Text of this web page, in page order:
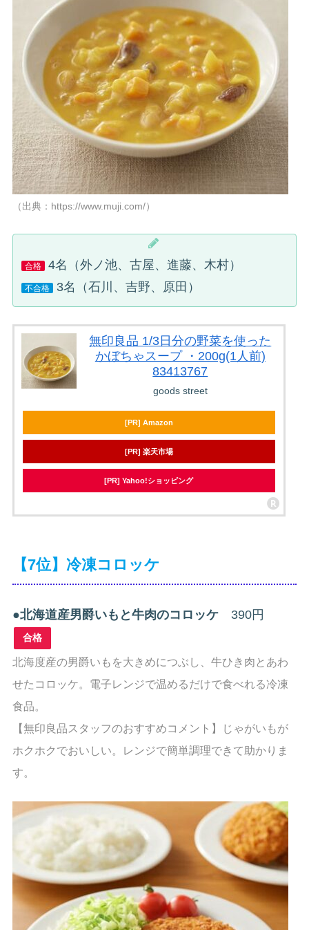
（出典：https://www.muji.com/）
合格 4名（外ノ池、古屋、進藤、木村）
不合格 3名（石川、吉野、原田）
無印良品 1/3日分の野菜を使った
かぼちゃスープ ・200g(1人前)
83413767
goods street
[PR] Amazon
[PR] 楽天市場
[PR] Yahoo!ショッピング
【7位】冷凍コロッケ
●北海道産男爵いもと牛肉のコロッケ 390円
合格
北海度産の男爵いもを大きめにつぶし、牛ひき肉とあわ
せたコロッケ。電子レンジで温めるだけで食べれる冷凍
食品。
【無印良品スタッフのおすすめコメント】じゃがいもが
ホクホクでおいしい。レンジで簡単調理できて助かりま
す。